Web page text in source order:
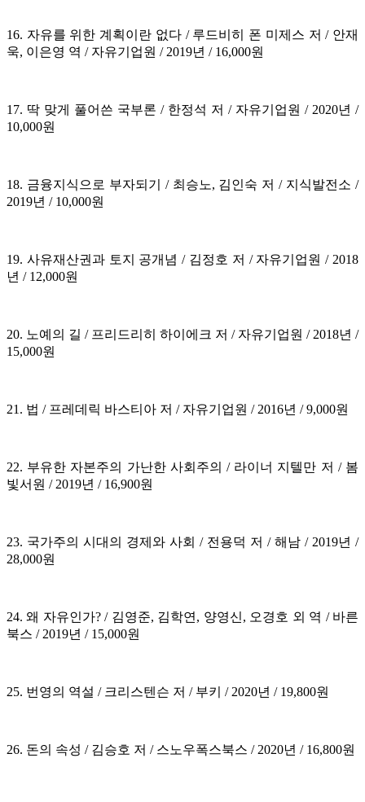
16. 자유를 위한 계획이란 없다 / 루드비히 폰 미제스 저 / 안재
욱, 이은영 역 / 자유기업원 / 2019년 / 16,000원
17. 딱 맞게 풀어쓴 국부론 / 한정석 저 / 자유기업원 / 2020년 /
10,000원
18. 금융지식으로 부자되기 / 최승노, 김인숙 저 / 지식발전소 /
2019년 / 10,000원
19. 사유재산권과 토지 공개념 / 김정호 저 / 자유기업원 / 2018
년 / 12,000원
20. 노예의 길 / 프리드리히 하이에크 저 / 자유기업원 / 2018년 /
15,000원
21. 법 / 프레데릭 바스티아 저 / 자유기업원 / 2016년 / 9,000원
22. 부유한 자본주의 가난한 사회주의 / 라이너 지텔만 저 / 봄
빛서원 / 2019년 / 16,900원
23. 국가주의 시대의 경제와 사회 / 전용덕 저 / 해남 / 2019년 /
28,000원
24. 왜 자유인가? / 김영준, 김학연, 양영신, 오경호 외 역 / 바른
북스 / 2019년 / 15,000원
25. 번영의 역설 / 크리스텐슨 저 / 부키 / 2020년 / 19,800원
26. 돈의 속성 / 김승호 저 / 스노우폭스북스 / 2020년 / 16,800원